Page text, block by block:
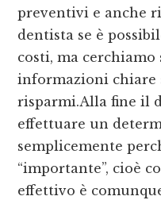
preventivi e anche
dentista se è
costi, ma
informazioni chiare
risparmi.Alla fine il
effettuare un
semplicemente
“importante”, cioè
effettivo è